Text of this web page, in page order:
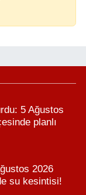
5 Ağustos
planlı
2026
su kesintisi!